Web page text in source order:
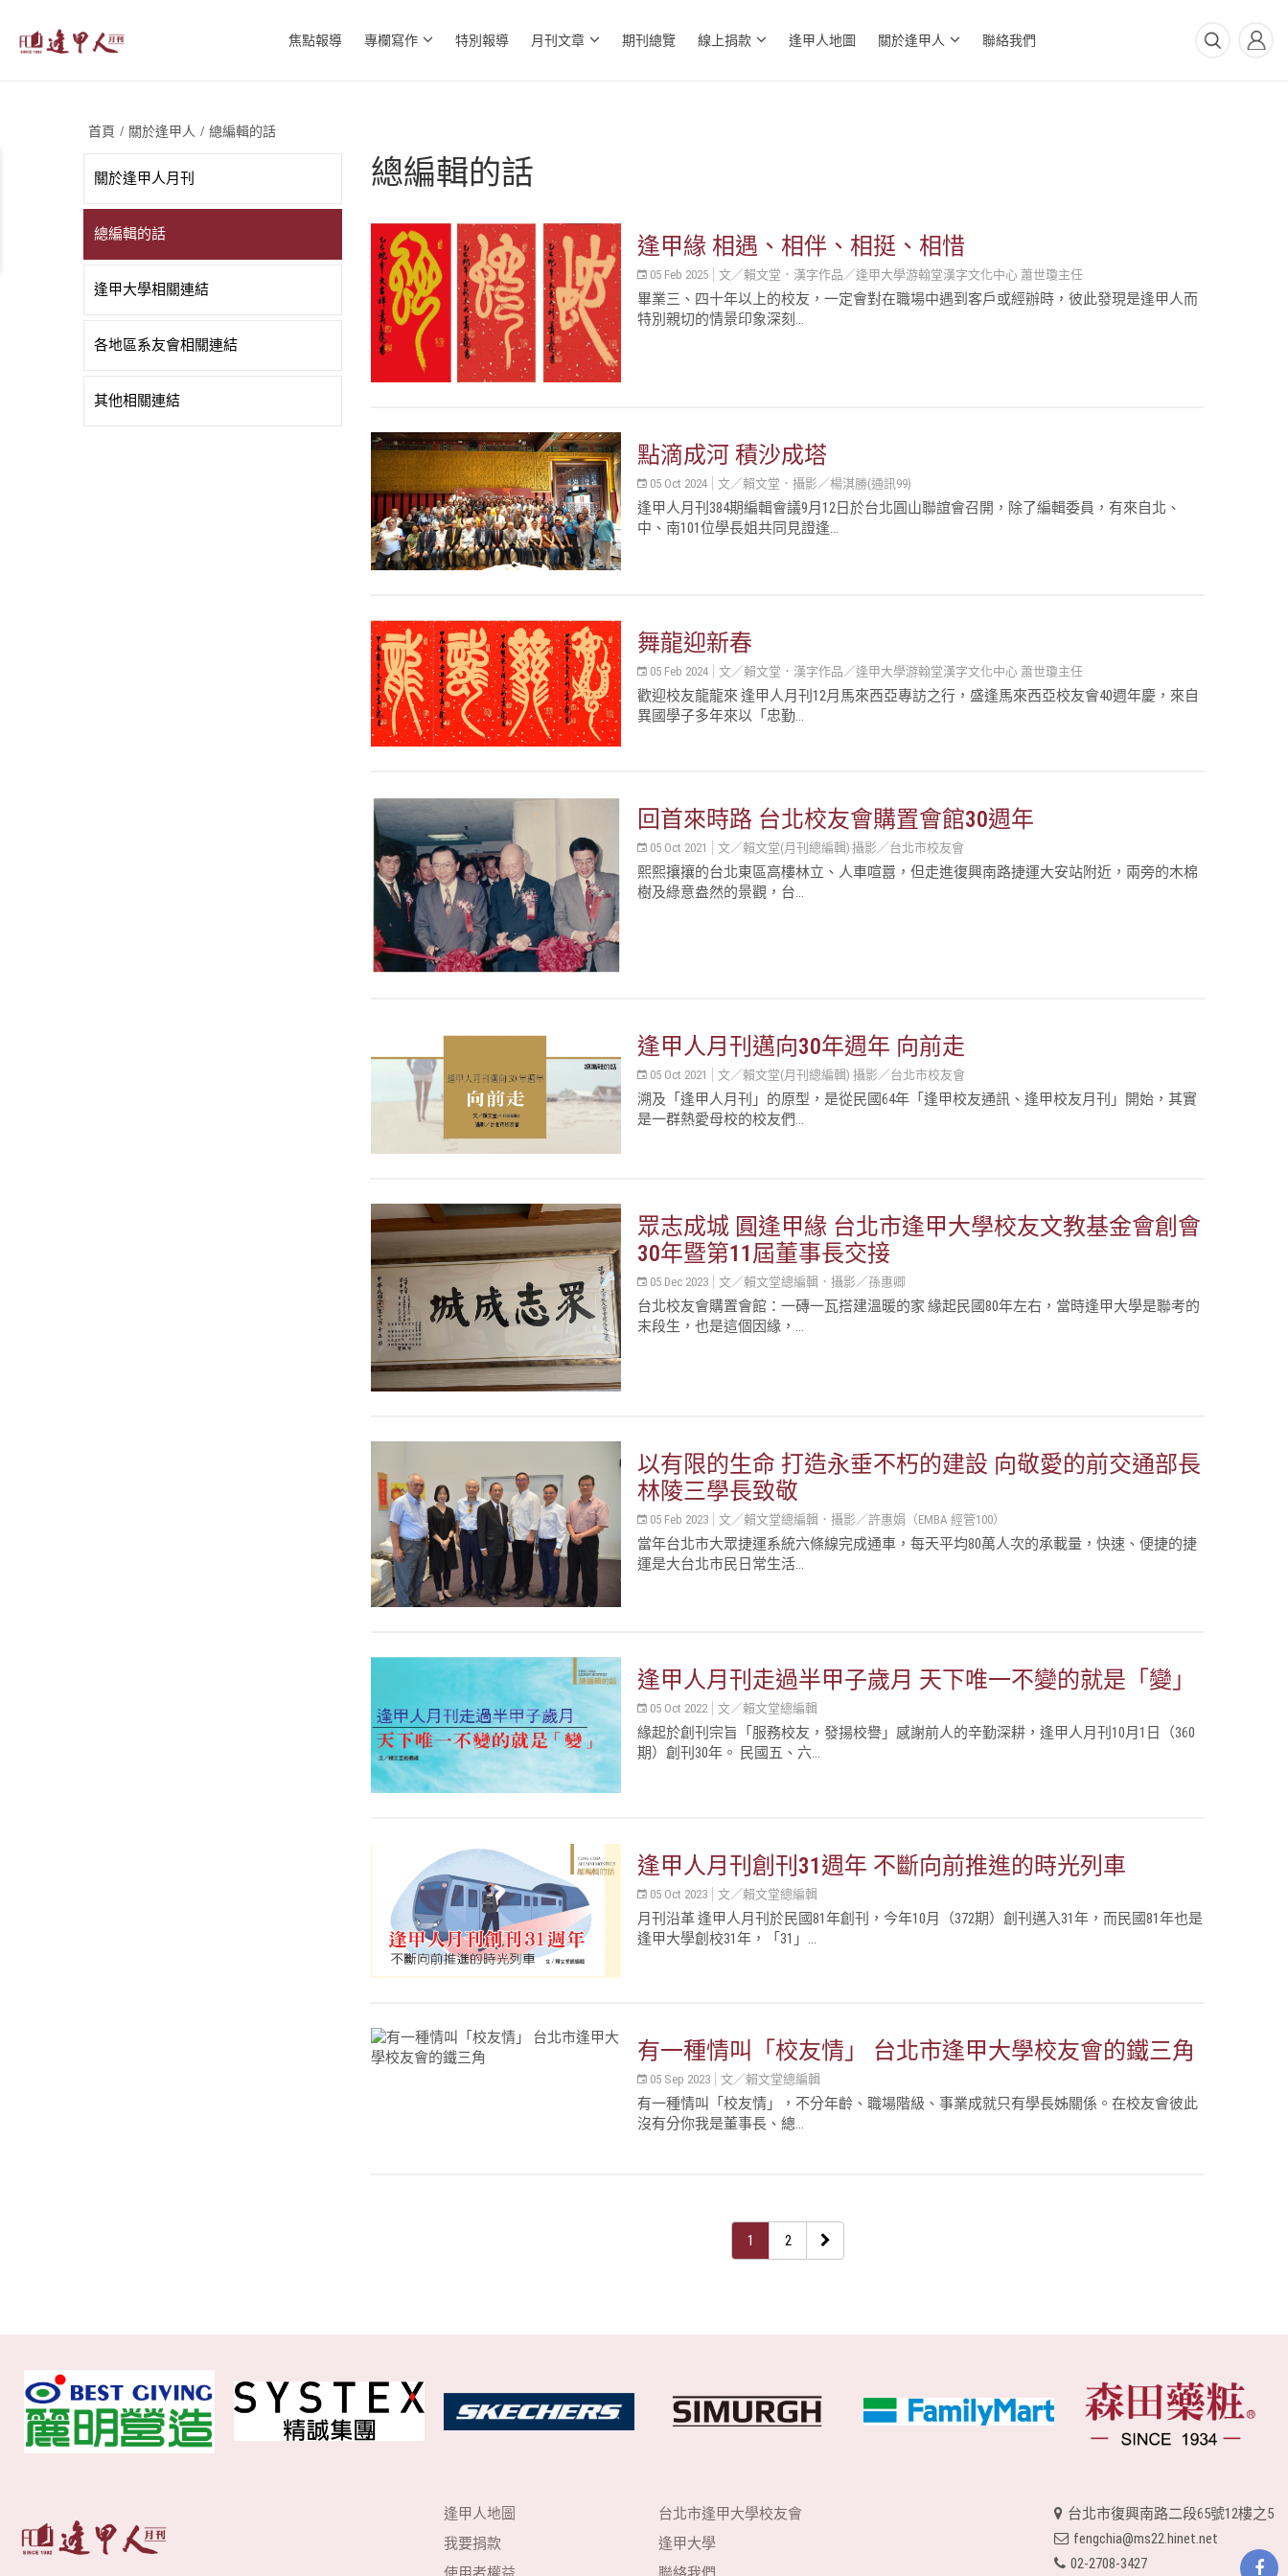
焦點報導 專欄寫作 特別報導 月刊文章 期刊總覽 線上捐款 逢甲人地圖 關於逢甲人 聯絡我們
首頁 / 關於逢甲人 / 總編輯的話
關於逢甲人月刊
總編輯的話
逢甲大學相關連結
各地區系友會相關連結
其他相關連結
總編輯的話
逢甲緣 相遇、相伴、相挺、相惜
05 Feb 2025 文／賴文堂．漢字作品／逢甲大學游翰堂漢字文化中心 蕭世瓊主任
畢業三、四十年以上的校友，一定會對在職場中遇到客戶或經辦時，彼此發現是逢甲人而
特別親切的情景印象深刻...
點滴成河 積沙成塔
05 Oct 2024 文／賴文堂．攝影／楊淇勝(通訊99)
逢甲人月刊384期編輯會議9月12日於台北圓山聯誼會召開，除了編輯委員，有來自北、
中、南101位學長姐共同見證逢...
舞龍迎新春
05 Feb 2024 文／賴文堂．漢字作品／逢甲大學游翰堂漢字文化中心 蕭世瓊主任
歡迎校友龍龍來 逢甲人月刊12月馬來西亞專訪之行，盛逢馬來西亞校友會40週年慶，來自
異國學子多年來以「忠勤...
回首來時路 台北校友會購置會館30週年
05 Oct 2021 文／賴文堂(月刊總編輯)‧攝影／台北市校友會
熙熙攘攘的台北東區高樓林立、人車喧囂，但走進復興南路捷運大安站附近，兩旁的木棉
樹及綠意盎然的景觀，台...
逢甲人月刊邁向30年週年 向前走
05 Oct 2021 文／賴文堂(月刊總編輯) 攝影／台北市校友會
溯及「逢甲人月刊」的原型，是從民國64年「逢甲校友通訊、逢甲校友月刊」開始，其實
是一群熱愛母校的校友們...
眾志成城 圓逢甲緣 台北市逢甲大學校友文教基金會創會
30年暨第11屆董事長交接
05 Dec 2023 文／賴文堂總編輯．攝影／孫惠卿
台北校友會購置會館：一磚一瓦搭建溫暖的家 緣起民國80年左右，當時逢甲大學是聯考的
末段生，也是這個因緣，...
以有限的生命 打造永垂不朽的建設 向敬愛的前交通部長
林陵三學長致敬
05 Feb 2023 文／賴文堂總編輯．攝影／許惠娟（EMBA 經管100）
當年台北市大眾捷運系統六條線完成通車，每天平均80萬人次的承載量，快速、便捷的捷
運是大台北市民日常生活...
逢甲人月刊走過半甲子歲月 天下唯一不變的就是「變」
05 Oct 2022 文／賴文堂總編輯
緣起於創刊宗旨「服務校友，發揚校譽」感謝前人的辛勤深耕，逢甲人月刊10月1日（360
期）創刊30年。 民國五、六...
逢甲人月刊創刊31週年 不斷向前推進的時光列車
05 Oct 2023 文／賴文堂總編輯
月刊沿革 逢甲人月刊於民國81年創刊，今年10月（372期）創刊邁入31年，而民國81年也是
逢甲大學創校31年，「31」...
有一種情叫「校友情」 台北市逢甲大學校友會的鐵三角
05 Sep 2023 文／賴文堂總編輯
有一種情叫「校友情」，不分年齡、職場階級、事業成就只有學長姊關係。在校友會彼此
沒有分你我是董事長、總...
1 2
逢甲人地圖
我要捐款
台北市逢甲大學校友會
逢甲大學
台北市復興南路二段65號12樓之5
fengchia@ms22.hinet.net
02-2708-3427